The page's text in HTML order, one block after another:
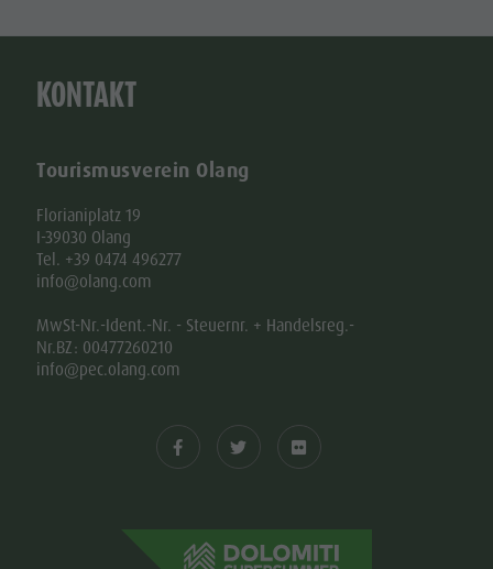
KONTAKT
Tourismusverein Olang
Florianiplatz 19
I-39030 Olang
Tel. +39 0474 496277
info@olang.com
MwSt-Nr.-Ident.-Nr. - Steuernr. + Handelsreg.-
Nr.BZ: 00477260210
info@pec.olang.com